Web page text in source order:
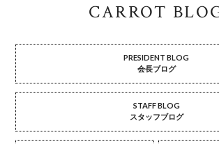
CARROT
PRESIDENT BLOG
会長ブログ
STAFF BLOG
スタッフブログ